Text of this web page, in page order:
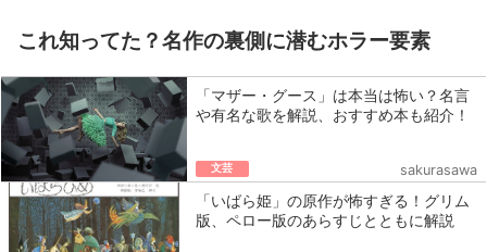
これ知ってた？名作の裏側に潜むホラー要素
「マザー・グース」は本当は怖い？名言
や有名な歌を解説、おすすめ本も紹介！
文芸 sakurasawa
「いばら姫」の原作が怖すぎる！グリム
版、ペロー版のあらすじとともに解説